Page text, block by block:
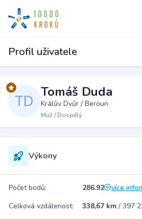
Profil uživatele
Tomáš Duda
Králův Dvůr / Beroun
Muž / Dospělý
Výkony
Počet bodů: 286.92
více
Celková vzdálenost:
338,67 km / 397